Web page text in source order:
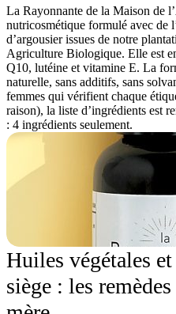
La Rayonnante de la Maison de
nutricosmétique formulé avec de
d’argousier issues de notre
Agriculture Biologique. Elle est
Q10, lutéine et vitamine E. La
naturelle, sans additifs, sans
femmes qui vérifient chaque
raison), la liste d’ingrédients est
: 4 ingrédients seulement.
Huiles végétales
siège : les